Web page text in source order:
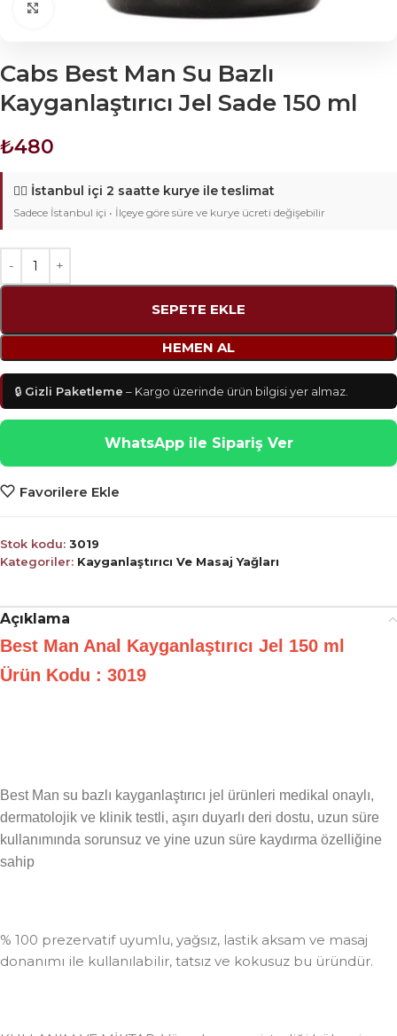
Click to enlarge
Cabs Best Man Su Bazlı
Kayganlaştırıcı Jel Sade 150 ml
₺480
🚴‍♂️ İstanbul içi 2 saatte kurye ile teslimat
Sadece İstanbul içi • İlçeye göre süre ve kurye ücreti değişebilir
SEPETE EKLE
HEMEN AL
🔒 Gizli Paketleme – Kargo üzerinde ürün bilgisi yer almaz.
WhatsApp ile Sipariş Ver
Favorilere Ekle
Stok kodu: 3019
Kategoriler: Kayganlaştırıcı Ve Masaj Yağları
Açıklama
Best Man Anal Kayganlaştırıcı Jel 150 ml
Ürün Kodu : 3019
Best Man su bazlı kayganlaştırıcı jel ürünleri medikal onaylı,
dermatolojik ve klinik testli, aşırı duyarlı deri dostu, uzun süre
kullanımında sorunsuz ve yine uzun süre kaydırma özelliğine
sahip
% 100 prezervatif uyumlu, yağsız, lastik aksam ve masaj
donanımı ile kullanılabilir, tatsız ve kokusuz bu üründür.